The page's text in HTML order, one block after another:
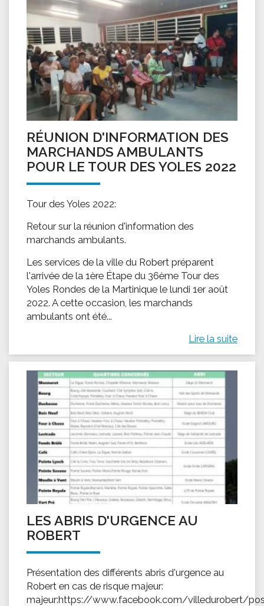
RÉUNION D'INFORMATION DES
MARCHANDS AMBULANTS
POUR LE TOUR DES YOLES 2022
Tour des Yoles 2022:
Retour sur la réunion d'information des
marchands ambulants.
Les services de la ville du Robert préparent
l'arrivée de la 1ère Étape du 36ème Tour des
Yoles Rondes de la Martinique le lundi 1er août
2022. A cette occasion, les marchands
ambulants ont été...
Lire la suite
LES ABRIS D'URGENCE AU
ROBERT
Présentation des différents abris d'urgence au
Robert en cas de risque majeur:
majeur:https://www.facebook.com/villedurobert/